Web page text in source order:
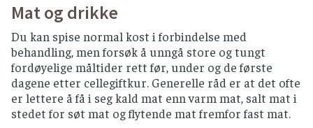
Ferdigstekte produkter fra produsent skal
gjennomvarmes (følg tilberedningsmetoden
som står på pakning)
TEMPERATUR OG OPPBEVARING
Mat som skal stekes, kokes eller varmes, bør
serveres rykende varmt.
Mat og drikke
Du kan spise normal kost i forbindelse med
behandling, men forsøk å unngå store og tungt
fordøyelige måltider rett før, under og de første
dagene etter cellegiftkur. Generelle råd er at det ofte
er lettere å få i seg kald mat enn varm mat, salt mat i
stedet for søt mat og flytende mat fremfor fast mat.